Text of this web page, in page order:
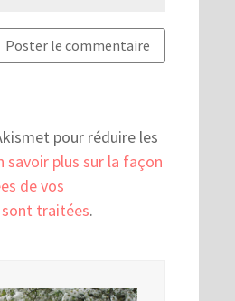
pour réduire les
savoir plus sur la façon
de vos
traitées.